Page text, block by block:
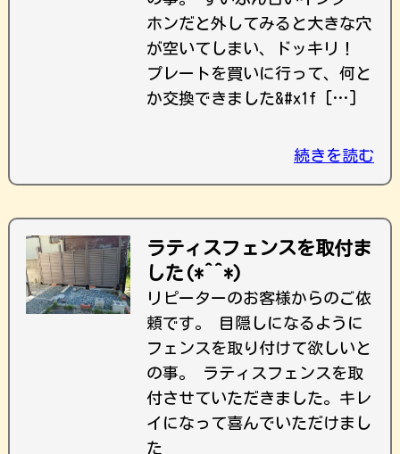
ホンだと外してみると大きな穴
が空いてしまい、ドッキリ！
プレートを買いに行って、何と
か交換できました&#x1f […]
続きを読む
ラティスフェンスを取付ま
した(*^^*)
リピーターのお客様からのご依
頼です。 目隠しになるように
フェンスを取り付けて欲しいと
の事。 ラティスフェンスを取
付させていただきました。キレ
イになって喜んでいただけまし
た